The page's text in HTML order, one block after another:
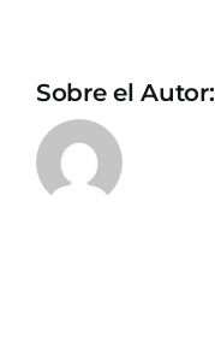
Sobre el Autor: